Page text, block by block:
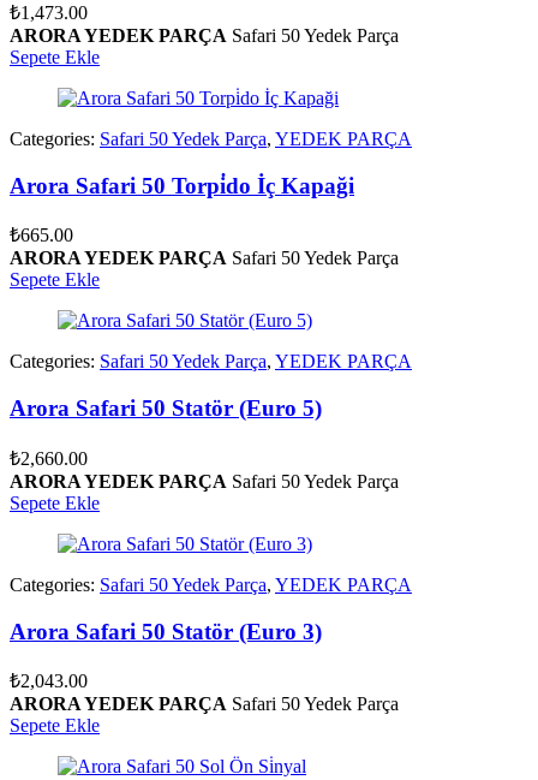
₺1,473.00
ARORA YEDEK PARÇA Safari 50 Yedek Parça
Sepete Ekle
Categories: Safari 50 Yedek Parça, YEDEK PARÇA
Arora Safari 50 Torpi̇do İç Kapaği
₺665.00
ARORA YEDEK PARÇA Safari 50 Yedek Parça
Sepete Ekle
Categories: Safari 50 Yedek Parça, YEDEK PARÇA
Arora Safari 50 Statör (Euro 5)
₺2,660.00
ARORA YEDEK PARÇA Safari 50 Yedek Parça
Sepete Ekle
Categories: Safari 50 Yedek Parça, YEDEK PARÇA
Arora Safari 50 Statör (Euro 3)
₺2,043.00
ARORA YEDEK PARÇA Safari 50 Yedek Parça
Sepete Ekle